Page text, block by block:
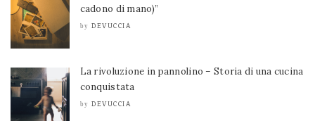
cadono di mano)”
by DEVUCCIA
La rivoluzione in pannolino – Storia di una cucina
conquistata
by DEVUCCIA